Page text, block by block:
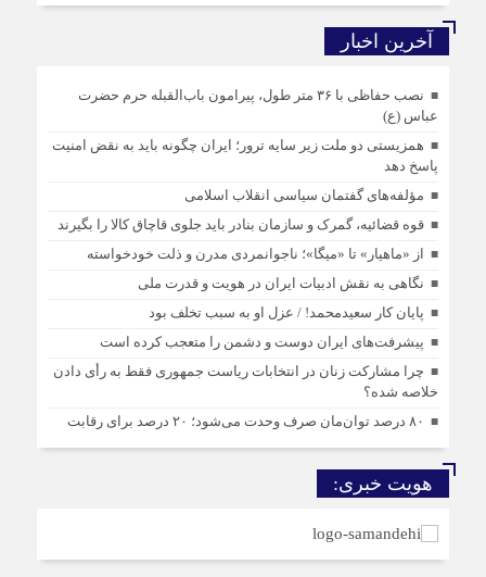
آخرین اخبار
نصب حفاظی با ۳۶ متر طول، پیرامون باب‌القبله حرم حضرت
عباس (ع)
همزیستی دو ملت زیر سایه ترور؛ ایران چگونه باید به نقض امنیت
پاسخ دهد
مؤلفه‌های گفتمان سیاسی انقلاب اسلامی
قوه قضائیه، گمرک و سازمان بنادر باید جلوی قاچاق کالا را بگیرند
از «ماهیار» تا «میگا»؛ ناجوانمردی مدرن و ذلت خودخواسته
نگاهی به نقش ادبیات ایران در هویت و قدرت ملی
پایان کار سعیدمحمد! / عزل او به سبب تخلف بود
پیشرفت‌های ایران دوست و دشمن را متعجب کرده است
چرا مشارکت زنان در انتخابات ریاست جمهوری فقط به رأی دادن
خلاصه شده؟
۸۰ درصد توان‌مان صرف وحدت می‌شود؛ ۲۰ درصد برای رقابت
هویت خبری: